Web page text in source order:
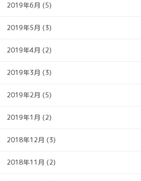
2019年6月 (5)
2019年5月 (3)
2019年4月 (2)
2019年3月 (3)
2019年2月 (5)
2019年1月 (2)
2018年12月 (3)
2018年11月 (2)